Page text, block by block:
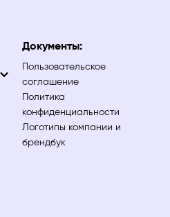
Документы:
Пользовательское
соглашение
Политика
конфиденциальности
Логотипы компании и
брендбук